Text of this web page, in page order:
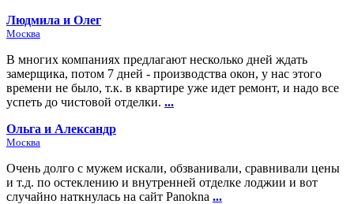
Людмила и Олег
Москва
В многих компаниях предлагают несколько дней ждать
замерщика, потом 7 дней - производства окон, у нас этого
времени не было, т.к. в квартире уже идет ремонт, и надо все
успеть до чистовой отделки. ...
Ольга и Александр
Москва
Очень долго с мужем искали, обзванивали, сравнивали цены
и т.д. по остеклению и внутренней отделке лоджии и вот
случайно наткнулась на сайт Panokna ...